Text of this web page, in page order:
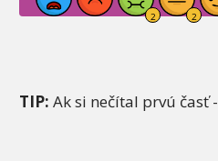
TIP: Ak si nečítal prvú časť -